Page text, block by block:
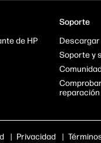
de HP
Soporte
Soporte y
reparación
| Privacidad |